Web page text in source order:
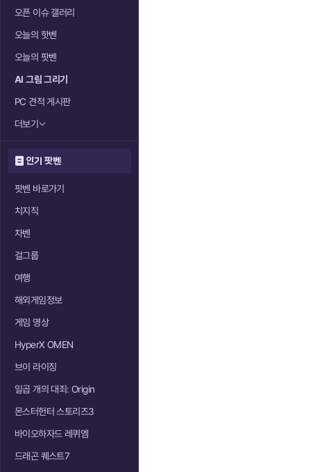
오픈 이슈 갤러리
오늘의 핫벤
오늘의 팟벤
AI 그림 그리기
PC 견적 게시판
더보기
인기 팟벤
팟벤 바로가기
치지직
차벤
걸그룹
여행
해외게임정보
게임 영상
HyperX OMEN
브이 라이징
일곱 개의 대죄: Origin
몬스터헌터 스토리즈3
바이오하자드 레퀴엠
드래곤 퀘스트7